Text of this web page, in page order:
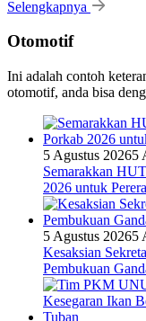
Selengkapnya
Otomotif
Ini adalah contoh
otomotif, anda bisa
5 Agustus 20265
Semarakkan
2026 untuk
5 Agustus 20265
Kesaksian
Pembukuan